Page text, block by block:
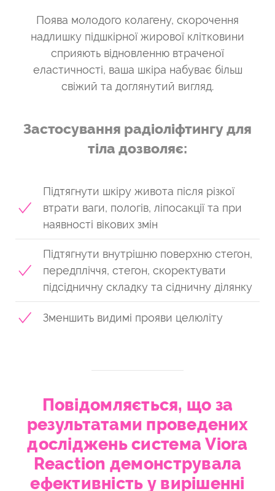
Поява молодого колагену, скорочення
надлишку підшкірної жирової клітковини
сприяють відновленню втраченої
еластичності, ваша шкіра набуває більш
свіжий та доглянутий вигляд.
Застосування радіоліфтингу для
тіла дозволяє:
Підтягнути шкіру живота після різкої
втрати ваги, пологів, ліпосакції та при
наявності вікових змін
Підтягнути внутрішню поверхню стегон,
передпліччя, стегон, скоректувати
підсідничну складку та сідничну ділянку
Зменшить видимі прояви целюліту
Повідомляється, що за
результатами проведених
досліджень система Viora
Reaction демонструвала
ефективність у вирішенні